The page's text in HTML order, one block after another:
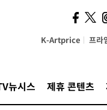
K-Artprice 프라
뉴시스 제휴 콘텐츠